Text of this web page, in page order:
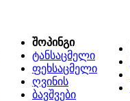
შოპინგი
ტანსაცმელი
ფეხსაცმელი
ღვინის
ბავშვები